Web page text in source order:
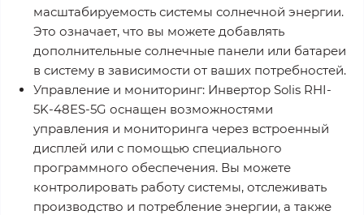
масштабируемость системы солнечной энергии.
Это означает, что вы можете добавлять
дополнительные солнечные панели или батареи
в систему в зависимости от ваших потребностей.
Управление и мониторинг: Инвертор Solis RHI-
5K-48ES-5G оснащен возможностями
управления и мониторинга через встроенный
дисплей или с помощью специального
программного обеспечения. Вы можете
контролировать работу системы, отслеживать
производство и потребление энергии, а также